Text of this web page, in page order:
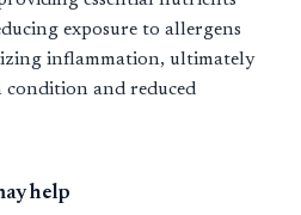
exposure to allergens
inflammation, ultimately
and reduced
help